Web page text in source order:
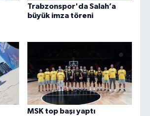
Trabzonspor'da Salah’a
büyük imza töreni
MSK top başı yaptı